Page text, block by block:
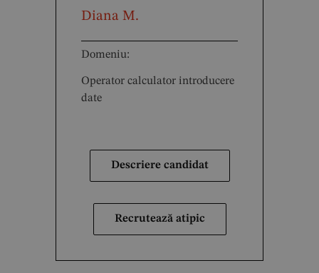
Diana M.
Domeniu:
Operator calculator introducere
date
Descriere candidat
Recrutează atipic